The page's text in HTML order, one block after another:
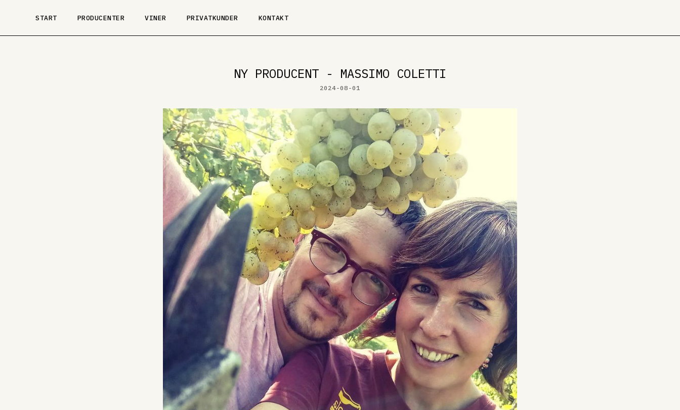
START PRODUCENTER VINER PRIVATKUNDER KONTAKT
NY PRODUCENT - MASSIMO COLETTI
2024-08-01